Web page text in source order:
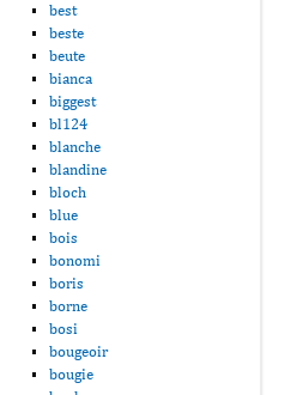
best
beste
beute
bianca
biggest
bl124
blanche
blandine
bloch
blue
bois
bonomi
boris
borne
bosi
bougeoir
bougie